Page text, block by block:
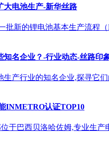
大电池生产-新华丝路
批新的锂电池基本生产流程
知名企业？-行业动态-丝路印
产行业的知名企业,探寻它
INMETRO认证TOP10
位于巴西贝洛哈佐姆,专业生